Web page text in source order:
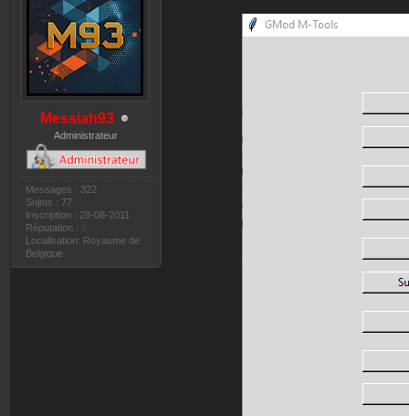
Messiah93
Administrateur
Messages : 322
Sujets : 77
Inscription : 28-08-2011
Réputation :
Localisation: Royaume de
Belgique